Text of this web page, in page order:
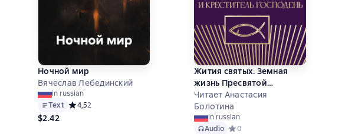
2 оценок
Ночной мир
Вячеслав Лебединский
in russian
Text Средний рейтинг 4,5 на основе 2 оценок
4,52
$2.42
Жития святых. Земная
жизнь Пресвятой
Богородицы. Пророк,
Предтеча и Креститель
Господень
Читает Анастасия
Болотина
in russian
Audio Средний рейтинг 0 на основе 0
0